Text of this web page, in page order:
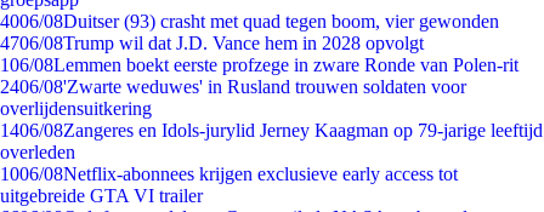
4006/08Duitser (93) crasht met quad tegen boom, vier gewonden
4706/08Trump wil dat J.D. Vance hem in 2028 opvolgt
106/08Lemmen boekt eerste profzege in zware Ronde van Polen-rit
2406/08'Zwarte weduwes' in Rusland trouwen soldaten voor
overlijdensuitkering
1406/08Zangeres en Idols-jurylid Jerney Kaagman op 79-jarige leeftijd
overleden
1006/08Netflix-abonnees krijgen exclusieve early access tot
uitgebreide GTA VI trailer